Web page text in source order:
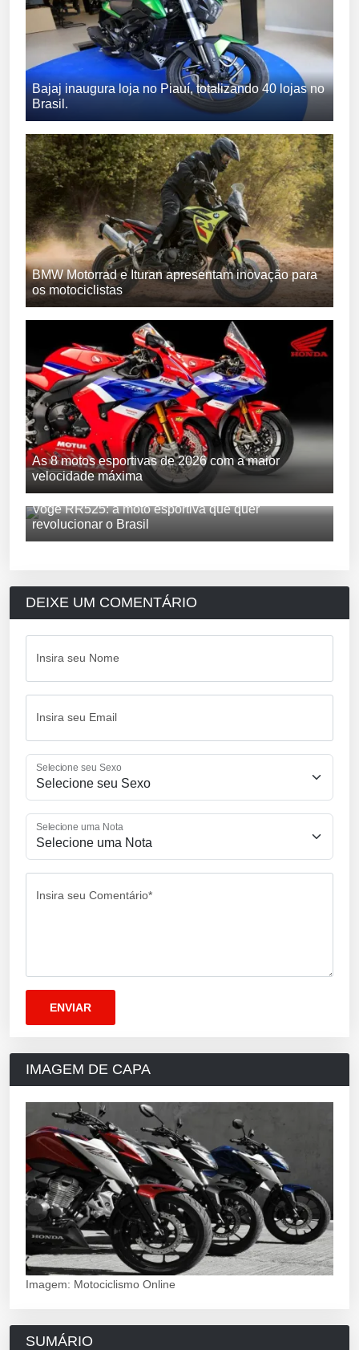
Bajaj inaugura loja no Piauí, totalizando 40 lojas no
Brasil.
BMW Motorrad e Ituran apresentam inovação para
os motociclistas
As 8 motos esportivas de 2026 com a maior
velocidade máxima
Voge RR525: a moto esportiva que quer
revolucionar o Brasil
DEIXE UM COMENTÁRIO
Insira seu Nome
Insira seu Email
Selecione seu Sexo
Selecione uma Nota
Insira seu Comentário*
IMAGEM DE CAPA
Imagem: Motociclismo Online
SUMÁRIO